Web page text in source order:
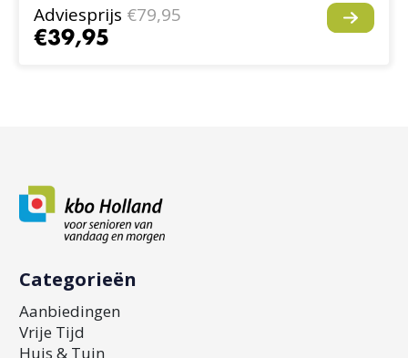
Adviesprijs €79,95
€39,95
Categorieën
Aanbiedingen
Vrije Tijd
Huis & Tuin